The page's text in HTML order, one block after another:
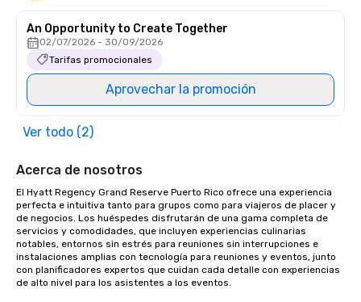
An Opportunity to Create Together
02/07/2026 - 30/09/2026
Tarifas promocionales
Aprovechar la promoción
Ver todo (2)
Acerca de nosotros
El Hyatt Regency Grand Reserve Puerto Rico ofrece una experiencia
perfecta e intuitiva tanto para grupos como para viajeros de placer y
de negocios. Los huéspedes disfrutarán de una gama completa de
servicios y comodidades, que incluyen experiencias culinarias
notables, entornos sin estrés para reuniones sin interrupciones e
instalaciones amplias con tecnología para reuniones y eventos, junto
con planificadores expertos que cuidan cada detalle con experiencias
de alto nivel para los asistentes a los eventos.